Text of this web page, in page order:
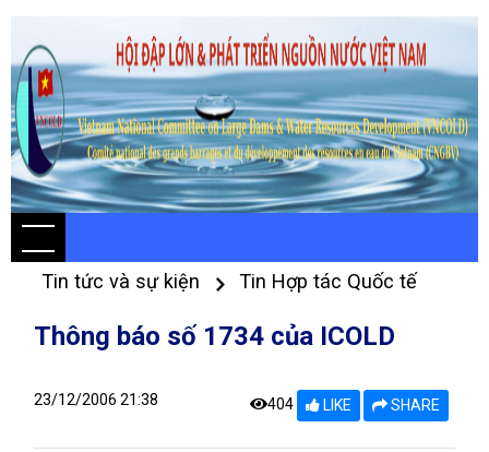
Tin tức và sự kiện Tin Hợp tác Quốc tế
Thông báo số 1734 của ICOLD
23/12/2006 21:38 404 LIKE SHARE